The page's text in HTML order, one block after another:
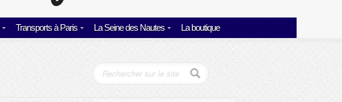
Transports à Paris La Seine des Nautes La boutique